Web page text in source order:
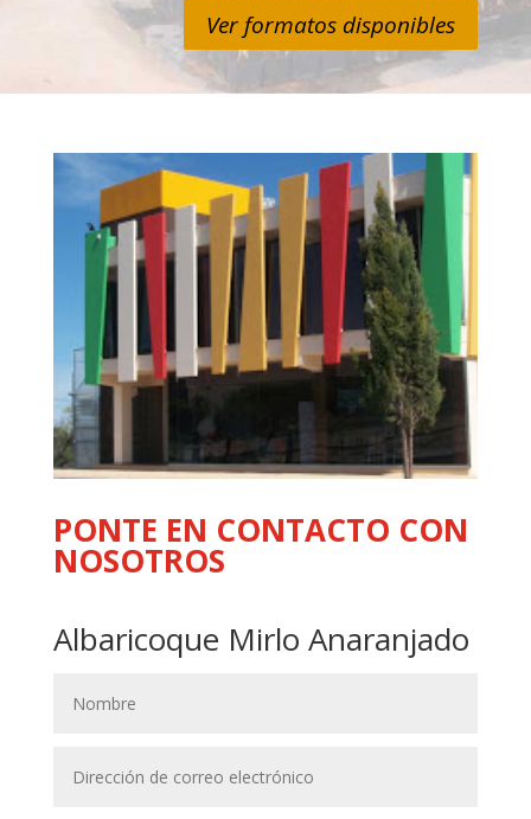
Ver formatos disponibles
PONTE EN CONTACTO CON
NOSOTROS
Albaricoque Mirlo Anaranjado